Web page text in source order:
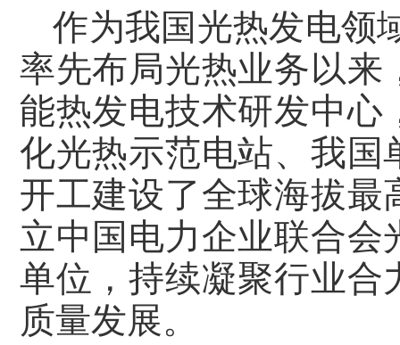
作为我国光热发电领
率先布局光热业务以
能热发电技术研发中
化光热示范电站、我
开工建设了全球海拔
立中国电力企业联合
单位，持续凝聚行业
质量发展。